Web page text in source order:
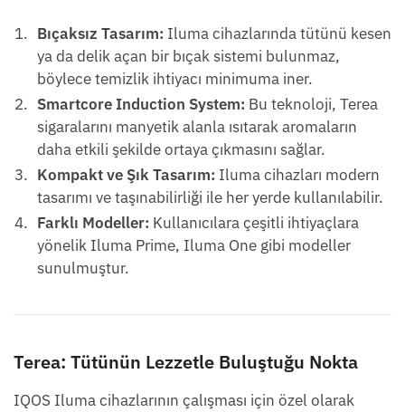
Bıçaksız Tasarım: Iluma cihazlarında tütünü kesen
ya da delik açan bir bıçak sistemi bulunmaz,
böylece temizlik ihtiyacı minimuma iner.
Smartcore Induction System: Bu teknoloji, Terea
sigaralarını manyetik alanla ısıtarak aromaların
daha etkili şekilde ortaya çıkmasını sağlar.
Kompakt ve Şık Tasarım: Iluma cihazları modern
tasarımı ve taşınabilirliği ile her yerde kullanılabilir.
Farklı Modeller: Kullanıcılara çeşitli ihtiyaçlara
yönelik Iluma Prime, Iluma One gibi modeller
sunulmuştur.
Terea: Tütünün Lezzetle Buluştuğu Nokta
IQOS Iluma cihazlarının çalışması için özel olarak